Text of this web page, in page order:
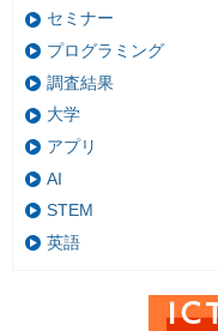
セミナー
プログラミング
調査結果
大学
アプリ
AI
STEM
英語